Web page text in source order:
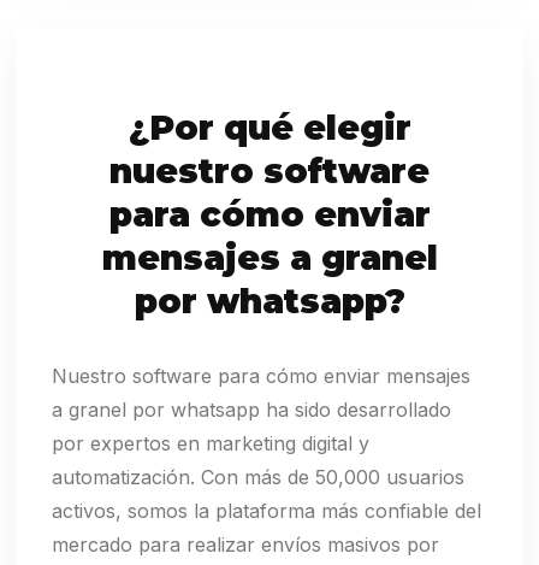
¿Por qué elegir
nuestro software
para cómo enviar
mensajes a granel
por whatsapp?
Nuestro software para cómo enviar mensajes
a granel por whatsapp ha sido desarrollado
por expertos en marketing digital y
automatización. Con más de 50,000 usuarios
activos, somos la plataforma más confiable del
mercado para realizar envíos masivos por